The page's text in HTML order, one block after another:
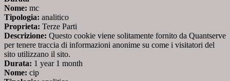
Nome: mc
Tipologia: analitico
Proprieta: Terze Parti
Descrizione: Questo cookie viene solitamente fornito da Quantserve
per tenere traccia di informazioni anonime su come i visitatori del
sito utilizzano il sito.
Durata: 1 year 1 month
Nome: cip